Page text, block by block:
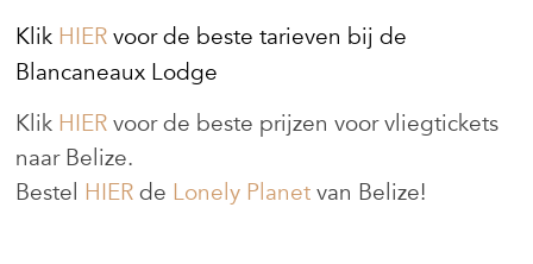
Klik HIERvoor de beste tarieven bij de
Blancaneaux Lodge
Klik HIERvoor de beste prijzen voor vliegtickets
naar Belize.
Bestel HIERde Lonely Planetvan Belize!